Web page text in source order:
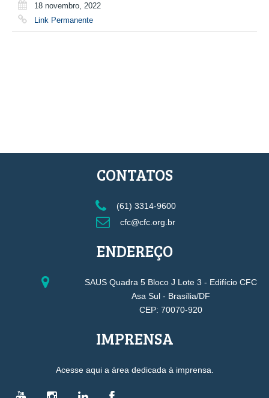
18 novembro, 2022
Link Permanente
CONTATOS
(61) 3314-9600
cfc@cfc.org.br
ENDEREÇO
SAUS Quadra 5 Bloco J Lote 3 - Edifício CFC
Asa Sul - Brasília/DF
CEP: 70070-920
IMPRENSA
Acesse aqui a área dedicada à imprensa.